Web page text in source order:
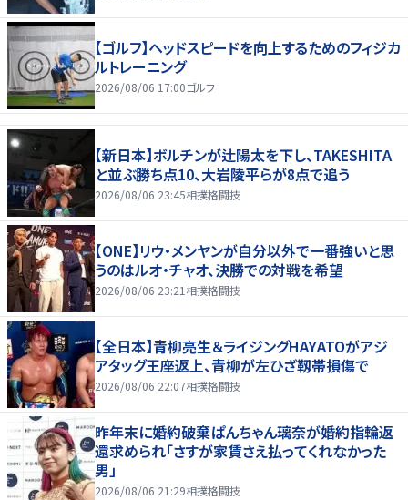
【ゴルフ】ヘッドスピードを向上するためのフィジカ
ルトレーニング
2026/08/06 17:00ゴルフ
【新日本】ボルチンが辻陽太を下し、TAKESHITA
と並ぶ勝ち点10、大岩陵平らが8点で追う
2026/08/06 23:45相撲格闘技
【ONE】リウ・メンヤンが自分以外で一番強いと思
うのはルオ・チャオ、決勝での対戦を希望
2026/08/06 23:21 相撲格闘技
【全日本】青柳亮生＆ライジングHAYATOがアジ
アタッグ王座返上、青柳が左ひざ靱帯損傷で
2026/08/06 22:07相撲格闘技
昨年末に婚約破棄ぱんちゃん璃奈が婚約指輪返
還求められ「さすが家賃さえ払ってくれなかった
男」
2026/08/06 21:29相撲格闘技